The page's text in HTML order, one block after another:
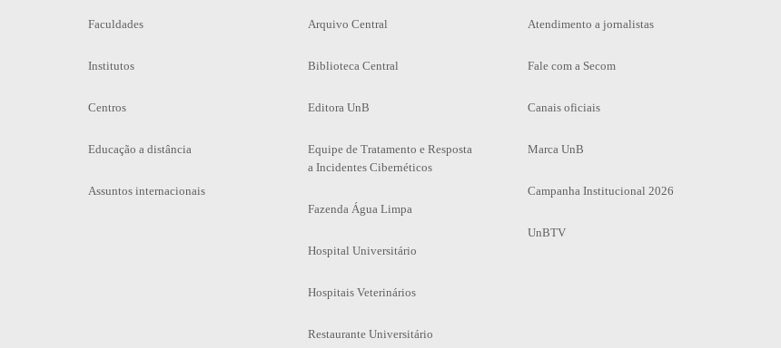
Faculdades
Institutos
Centros
Educação a distância
Assuntos internacionais
Arquivo Central
Biblioteca Central
Editora UnB
Equipe de Tratamento e Resposta
a Incidentes Cibernéticos
Fazenda Água Limpa
Hospital Universitário
Hospitais Veterinários
Restaurante Universitário
Atendimento a jornalistas
Fale com a Secom
Canais oficiais
Marca UnB
Campanha Institucional 2026
UnBTV